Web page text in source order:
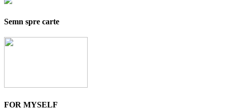
Semn spre carte
FOR MYSELF